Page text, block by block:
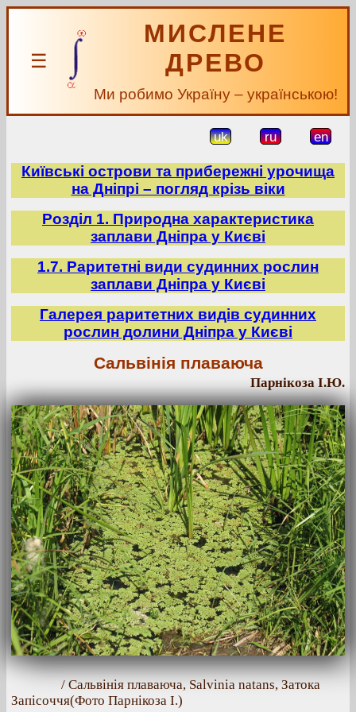
☰
МИСЛЕНЕ
ДРЕВО
Ми робимо Україну – українською!
uk ru en
Київські острови та прибережні урочища
на Дніпрі – погляд крізь віки
Розділ 1. Природна характеристика
заплави Дніпра у Києві
1.7. Раритетні види судинних рослин
заплави Дніпра у Києві
Галерея раритетних видів судинних
рослин долини Дніпра у Києві
Сальвінія плаваюча
Парнікоза І.Ю.
/ Сальвінія плаваюча, Salvinia natans, Затока
Запісоччя(Фото Парнікоза І.)